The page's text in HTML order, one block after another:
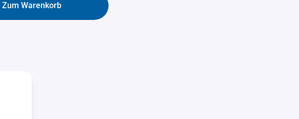
Zum Warenkorb